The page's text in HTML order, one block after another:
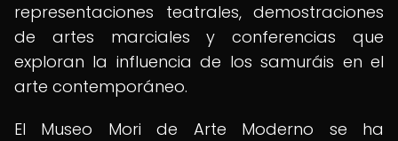
representaciones teatrales, demostraciones
de artes marciales y conferencias que
exploran la influencia de los samuráis en el
arte contemporáneo.
El Museo Mori de Arte Moderno se ha